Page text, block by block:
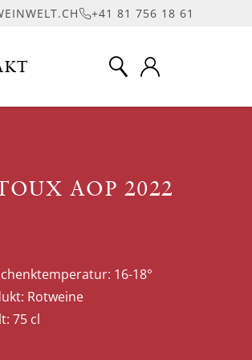
+41 81 756 18 61
AOP 2022
16-18°
Rotweine
75 cl